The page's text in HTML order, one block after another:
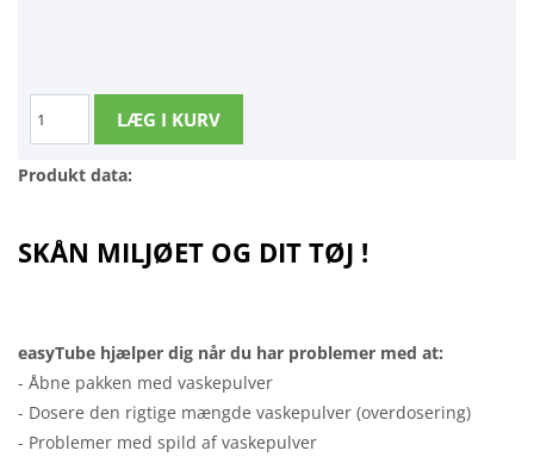
Produkt data:
SKÅN MILJØET OG DIT TØJ !
easyTube hjælper dig når du har problemer med at:
- Åbne pakken med vaskepulver
- Dosere den rigtige mængde vaskepulver (overdosering)
- Problemer med spild af vaskepulver